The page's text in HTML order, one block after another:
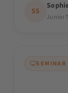
SS